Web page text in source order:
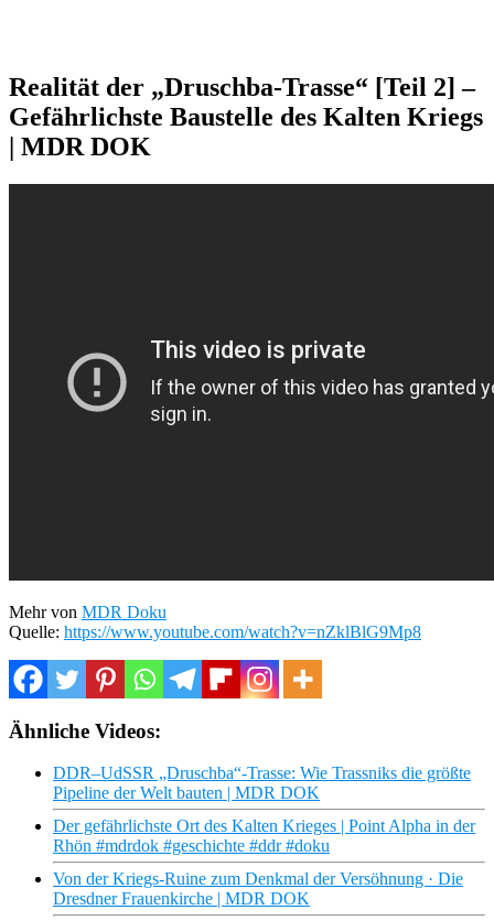
Realität der „Druschba-Trasse“ [Teil 2] –
Gefährlichste Baustelle des Kalten Kriegs
| MDR DOK
Mehr von MDR Doku
Quelle: https://www.youtube.com/watch?v=nZklBlG9Mp8
Ähnliche Videos:
DDR–UdSSR „Druschba“-Trasse: Wie Trassniks die größte
Pipeline der Welt bauten | MDR DOK
Der gefährlichste Ort des Kalten Krieges | Point Alpha in der
Rhön #mdrdok #geschichte #ddr #doku
Von der Kriegs-Ruine zum Denkmal der Versöhnung · Die
Dresdner Frauenkirche | MDR DOK